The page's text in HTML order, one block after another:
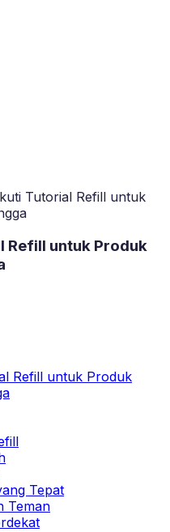
Tutorial Refill untuk
Refill untuk Produk
Refill untuk Produk
Tepat
Teman